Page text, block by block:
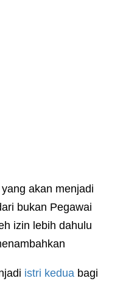
akan menjadi
bukan Pegawai
izin lebih dahulu
istri kedua bagi